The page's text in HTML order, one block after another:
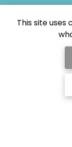
This site uses